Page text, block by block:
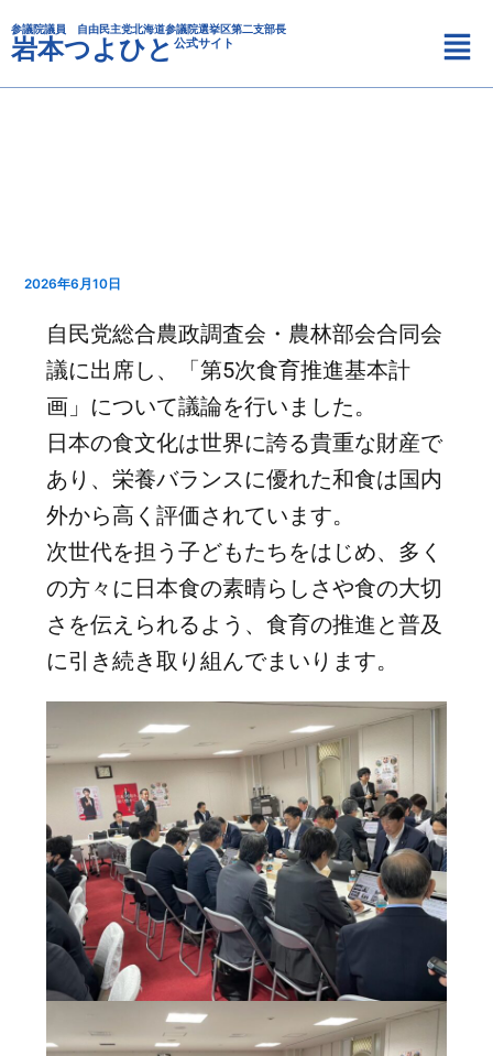
容
を
ス
参議院議員 自由民主党北海道参議院選挙区第二支部長
岩本つよひと 公式サイト
メ
ニ
ュ
2026年6月10日
自民党総合農政調査会・農林部会合同会
議に出席し、「第5次食育推進基本計
画」について議論を行いました。
日本の食文化は世界に誇る貴重な財産で
あり、栄養バランスに優れた和食は国内
外から高く評価されています。
次世代を担う子どもたちをはじめ、多く
の方々に日本食の素晴らしさや食の大切
さを伝えられるよう、食育の推進と普及
に引き続き取り組んでまいります。
テ
ゴ